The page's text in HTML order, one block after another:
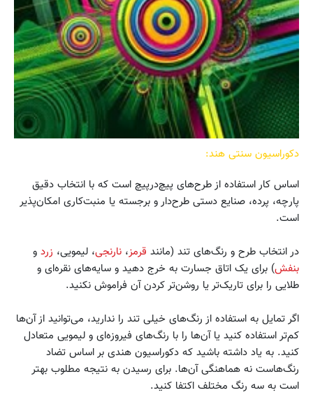
دکوراسیون سنتی هند:
اساس کار استفاده از طرح‌های پیچ‌در‌پیچ است که با انتخاب دقیق
پارچه، پرده، صنایع دستی طرح‌دار و برجسته یا منبت‌کاری امکان‌پذیر
است.
در انتخاب طرح و رنگ‌های تند (مانند قرمز، نارنجی، لیمویی، زرد و
بنفش) برای یک اتاق جسارت به خرج دهید و سایه‌های نقره‌ای و
طلایی را برای تاریک‌تر یا روشن‌تر کردن آن فراموش نکنید.
اگر تمایل به استفاده از رنگ‌های خیلی تند را ندارید، می‌توانید از آن‌ها
کم‌تر استفاده کنید یا آن‌ها را با رنگ‌های فیروزه‌ای و لیمویی متعادل
کنید. به یاد داشته باشید که دکوراسیون هندی بر اساس تضاد
رنگ‌هاست نه هماهنگی آن‌ها. برای رسیدن به نتیجه مطلوب بهتر
است به سه رنگ مختلف اکتفا کنید.